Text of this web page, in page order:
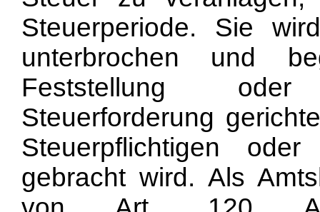
Steuerperiode. Sie
unterbrochen und
Feststellung
Steuerforderung
Steuerpflichtigen
gebracht wird. Als